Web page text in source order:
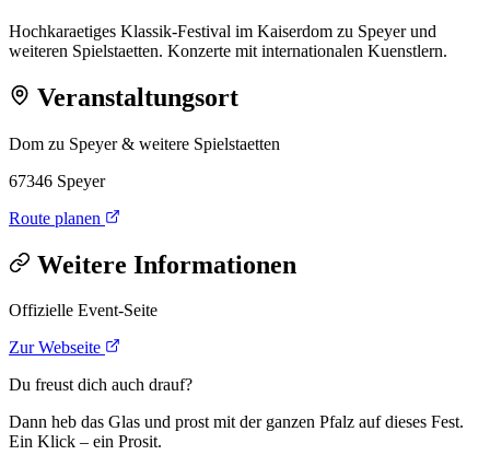
Hochkaraetiges Klassik-Festival im Kaiserdom zu Speyer und
weiteren Spielstaetten. Konzerte mit internationalen Kuenstlern.
Veranstaltungsort
Dom zu Speyer & weitere Spielstaetten
67346 Speyer
Route planen
Weitere Informationen
Offizielle Event-Seite
Zur Webseite
Du freust dich auch drauf?
Dann heb das Glas und prost mit der ganzen Pfalz auf dieses Fest.
Ein Klick – ein Prosit.